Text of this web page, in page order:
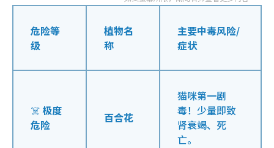
危险等
级
植物名
称
主要中毒风险/
症状
☠️极度
危险
百合花
猫咪第一剧
毒！少量即致
肾衰竭、死
亡。